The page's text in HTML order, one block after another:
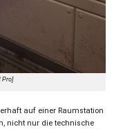
Pro]
auf einer Raumstation
nicht nur die technische